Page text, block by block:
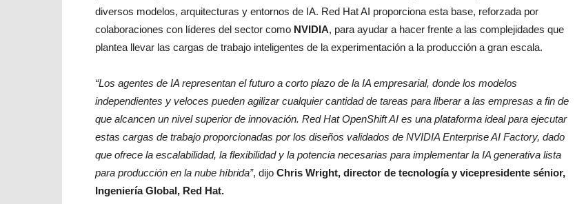
diversos modelos, arquitecturas y entornos de IA. Red Hat AI proporciona esta base, reforzada por
colaboraciones con líderes del sector como NVIDIA, para ayudar a hacer frente a las complejidades que
plantea llevar las cargas de trabajo inteligentes de la experimentación a la producción a gran escala.
“Los agentes de IA representan el futuro a corto plazo de la IA empresarial, donde los modelos
independientes y veloces pueden agilizar cualquier cantidad de tareas para liberar a las empresas a fin de
que alcancen un nivel superior de innovación. Red Hat OpenShift AI es una plataforma ideal para ejecutar
estas cargas de trabajo proporcionadas por los diseños validados de NVIDIA Enterprise AI Factory, dado
que ofrece la escalabilidad, la flexibilidad y la potencia necesarias para implementar la IA generativa lista
para producción en la nube híbrida”, dijo Chris Wright, director de tecnología y vicepresidente sénior,
Ingeniería Global, Red Hat.